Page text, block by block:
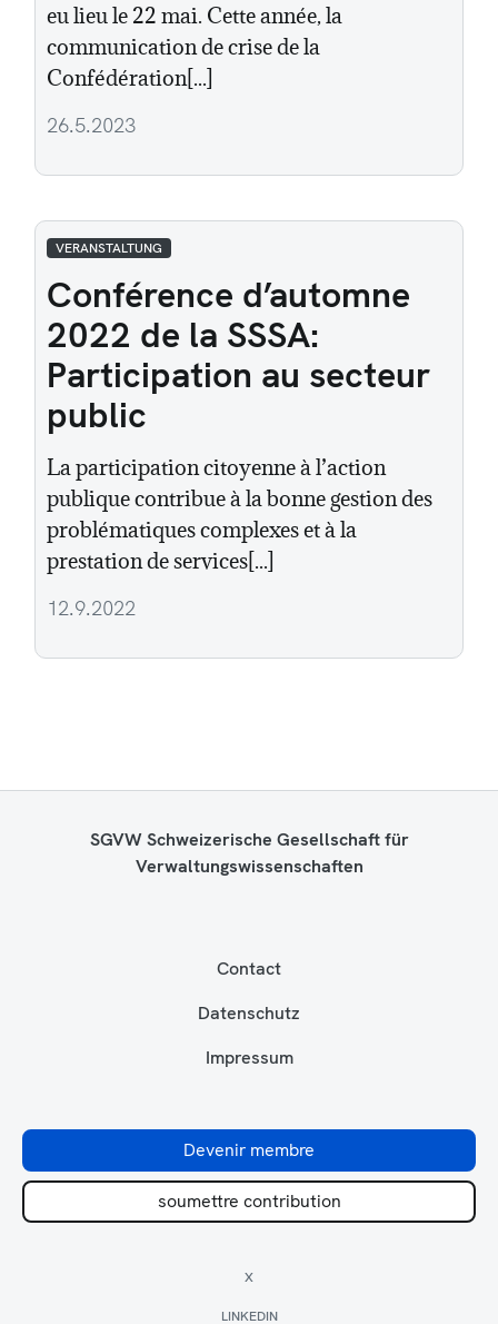
eu lieu le 22 mai. Cette année, la
communication de crise de la
Confédération[...]
26.5.2023
VERANSTALTUNG
Conférence d’automne
2022 de la SSSA:
Participation au secteur
public
La participation citoyenne à l’action
publique contribue à la bonne gestion des
problématiques complexes et à la
prestation de services[...]
12.9.2022
SGVW Schweizerische Gesellschaft für
Verwaltungswissenschaften
Contact
Datenschutz
Impressum
Devenir membre
soumettre contribution
X
LINKEDIN